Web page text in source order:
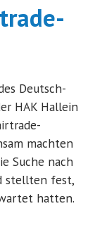
Deutsch-
HAK Hallein
machten
Suche nach
stellten fest,
hatten.